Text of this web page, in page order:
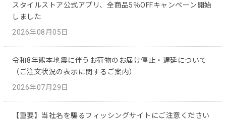
スタイルストア公式アプリ、全商品5％OFFキャンペーン開始
しました
2026年08月05日
令和8年熊本地震に伴うお荷物のお届け停止・遅延について
（ご注文状況の表示に関するご案内）
2026年07月29日
【重要】当社名を騙るフィッシングサイトにご注意ください